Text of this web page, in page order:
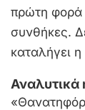
πρώτη φορά
συνθήκες.
καταλήγει
Αναλυτικά